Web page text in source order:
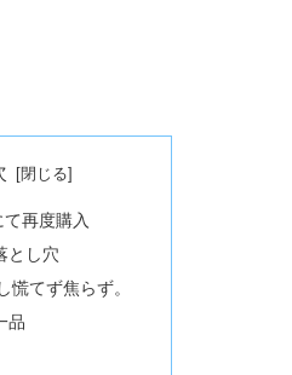
再度購入
とし穴
慌てず焦らず。
品